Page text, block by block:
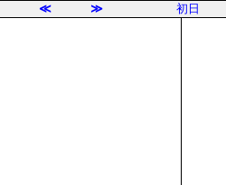
≪ ≫ 初日